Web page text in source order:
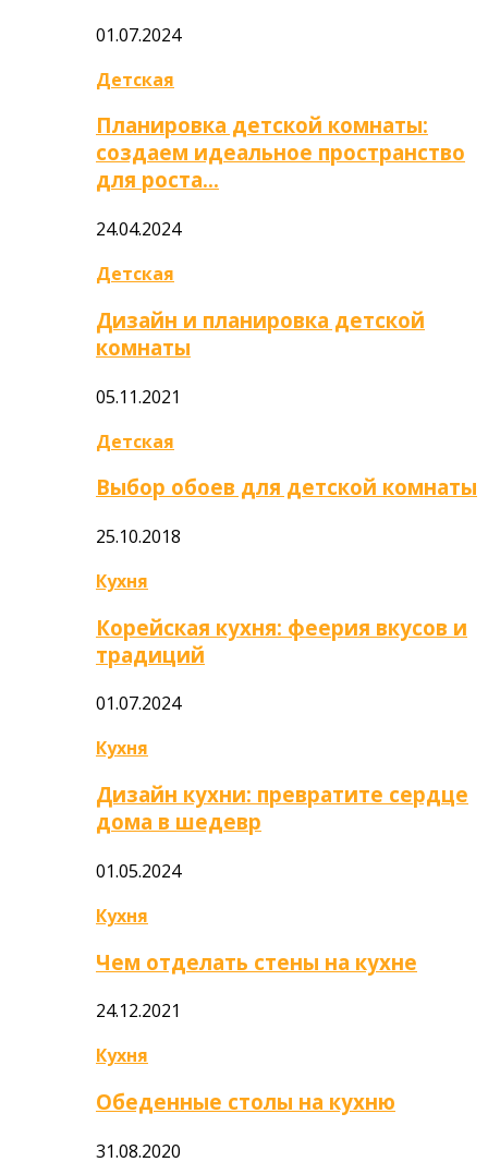
01.07.2024
Детская
Планировка детской комнаты:
создаем идеальное пространство
для роста…
24.04.2024
Детская
Дизайн и планировка детской
комнаты
05.11.2021
Детская
Выбор обоев для детской комнаты
25.10.2018
Кухня
Корейская кухня: феерия вкусов и
традиций
01.07.2024
Кухня
Дизайн кухни: превратите сердце
дома в шедевр
01.05.2024
Кухня
Чем отделать стены на кухне
24.12.2021
Кухня
Обеденные столы на кухню
31.08.2020